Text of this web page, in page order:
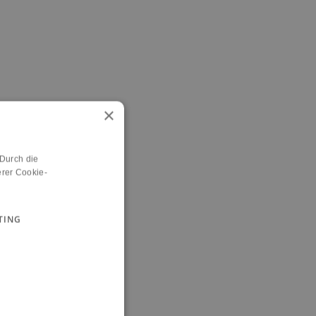
×
die
Cookie-